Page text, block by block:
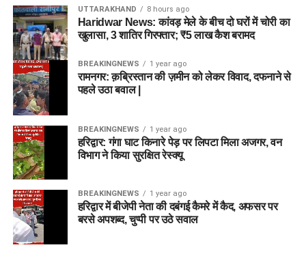
UTTARAKHAND 8 hours ago
Haridwar News: कांवड़ मेले के बीच दो घरों में चोरी का
खुलासा, 3 शातिर गिरफ्तार; ₹5 लाख कैश बरामद
BREAKINGNEWS 1 year ago
रामनगर: क़ब्रिस्तान की ज़मीन को लेकर विवाद, दफनाने से
पहले उठा बवाल |
BREAKINGNEWS 1 year ago
हरिद्वार: गंगा घाट किनारे पेड़ पर लिपटा मिला अजगर, वन
विभाग ने किया सुरक्षित रेस्क्यू
BREAKINGNEWS 1 year ago
हरिद्वार में बीजेपी नेता की दबंगई कैमरे में कैद, अफसर पर
बरसे अपशब्द, चुप्पी पर उठे सवाल